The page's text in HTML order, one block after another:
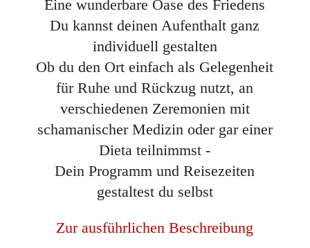
Eine wunderbare Oase des Friedens
Du kannst deinen Aufenthalt ganz
individuell gestalten
Ob du den Ort einfach als Gelegenheit
für Ruhe und Rückzug nutzt, an
verschiedenen Zeremonien mit
schamanischer Medizin oder gar einer
Dieta teilnimmst -
Dein Programm und Reisezeiten
gestaltest du selbst
Zur ausführlichen Beschreibung